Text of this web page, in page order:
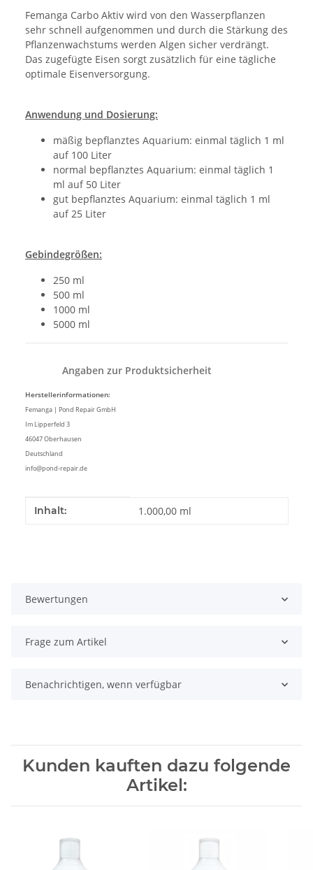
Femanga Carbo Aktiv wird von den Wasserpflanzen
sehr schnell aufgenommen und durch die Stärkung des
Pflanzenwachstums werden Algen sicher verdrängt.
Das zugefügte Eisen sorgt zusätzlich für eine tägliche
optimale Eisenversorgung.
Anwendung und Dosierung:
mäßig bepflanztes Aquarium: einmal täglich 1 ml
auf 100 Liter
normal bepflanztes Aquarium: einmal täglich 1
ml auf 50 Liter
gut bepflanztes Aquarium: einmal täglich 1 ml
auf 25 Liter
Gebindegrößen:
250 ml
500 ml
1000 ml
5000 ml
Angaben zur Produktsicherheit
Herstellerinformationen:
Femanga | Pond Repair GmbH
Im Lipperfeld 3
46047 Oberhausen
Deutschland
info@pond-repair.de
Produkteigenschaft
Wert
Inhalt: 1.000,00 ml
Bewertungen
Frage zum Artikel
Benachrichtigen, wenn verfügbar
Kunden kauften dazu folgende
Artikel: